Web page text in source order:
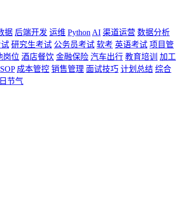
据 后端开发 运维 Python AI 渠道运营 数据分析
研究生考试 公务员考试 软考 英语考试 项目管
岗位 酒店餐饮 金融保险 汽车出行 教育培训
加工
SOP 成本管控 销售管理 面试技巧 计划总结 综合
节气